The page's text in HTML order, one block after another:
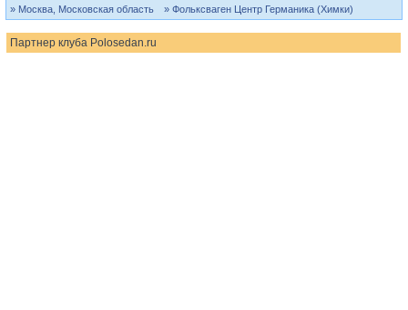
» Москва, Московская область
» Фольксваген Центр Германика (Химки)
Партнер клуба Polosedan.ru